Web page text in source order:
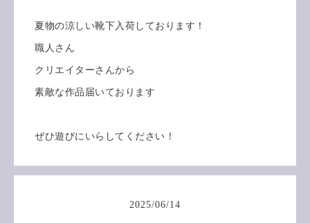
夏物の涼しい靴下入荷しております！
職人さん
クリエイターさんから
素敵な作品届いております
ぜひ遊びにいらしてください！
2025/06/14